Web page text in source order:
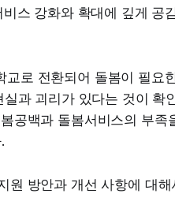
스 강화와 확대에 깊게 공
로 전환되어 돌봄이 필요
과 괴리가 있다는 것이 확
공백과 돌봄서비스의 부족
원 방안과 개선 사항에 대